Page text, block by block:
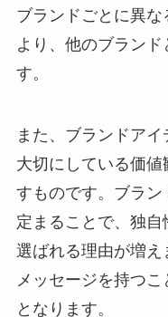
ブランドごとに異
より、他のブラン
す。
また、ブランドア
大切にしている価
すものです。ブラ
定まることで、独
選ばれる理由が増
メッセージを持つ
となります。